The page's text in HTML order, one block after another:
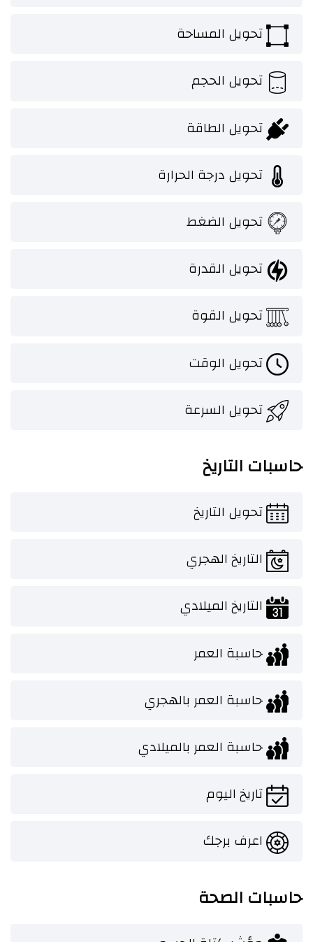
تحويل المساحة
تحويل الحجم
تحويل الطاقة
تحويل درجة الحرارة
تحويل الضغط
تحويل القدرة
تحويل القوة
تحويل الوقت
تحويل السرعة
حاسبات التاريخ
تحويل التاريخ
التاريخ الهجري
التاريخ الميلادي
حاسبة العمر
حاسبة العمر بالهجري
حاسبة العمر بالميلادي
تاريخ اليوم
اعرف برجك
حاسبات الصحة